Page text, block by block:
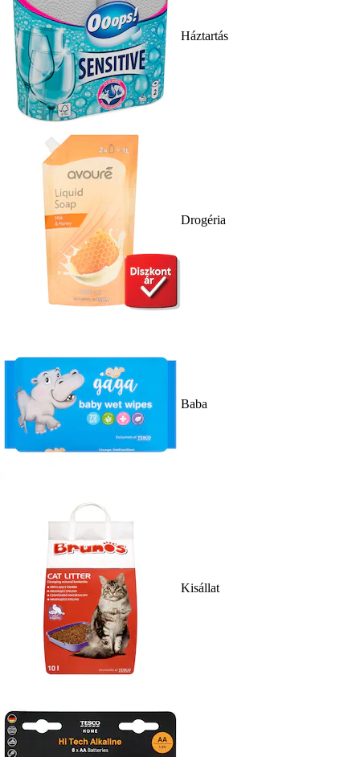
Háztartás
Drogéria
Baba
Kisállat